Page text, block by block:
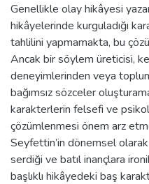
Genellikle olay hikâyesi
hikâyelerinde kurguladığı
tahlilini yapmamakta, bu
Ancak bir söylem üreticisi,
deneyimlerinden veya
bağımsız sözceler
karakterlerin felsefi ve
çözümlenmesi önem arz
Seyfettin’in dönemsel
serdiği ve batıl inançlara
başlıklı hikâyedeki baş